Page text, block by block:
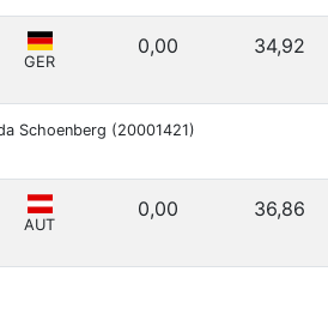
GER
0,00 34,92
Schoenberg (20001421)
AUT
0,00 36,86